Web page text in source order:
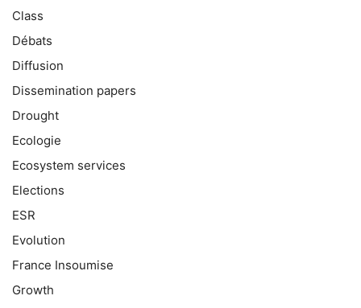
Class
Débats
Diffusion
Dissemination papers
Drought
Ecologie
Ecosystem services
Elections
ESR
Evolution
France Insoumise
Growth